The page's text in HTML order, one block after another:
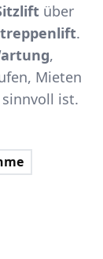
über
.
,
Mieten
ist.